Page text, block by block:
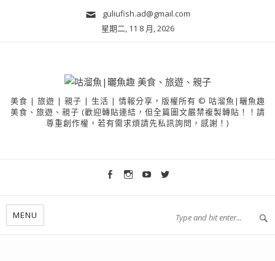
guliufish.ad@gmail.com
星期二, 11 8 月, 2026
美食 | 旅遊 | 親子 | 生活 | 情報分享，版權所有 © 咕溜魚|曬魚趣
美食、旅遊、親子 (歡迎轉貼連結，但全篇圖文嚴禁複製轉貼！！請
尊重創作權，若有需求煩請先私訊詢問，感謝！)
MENU